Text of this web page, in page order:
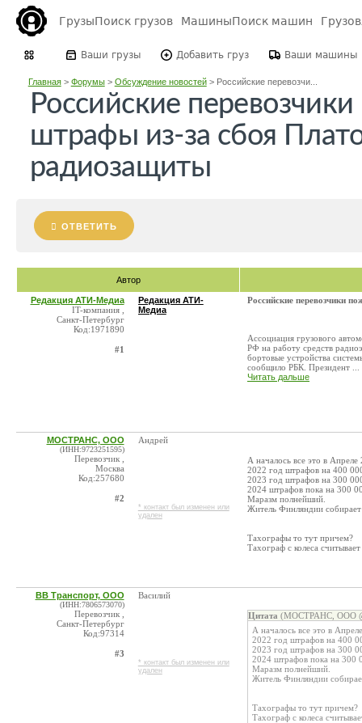
ГрузыПоиск грузов МашиныПоиск машин
Ваши грузы Добавить груз Ваши машины
Главная> Форумы> Обсуждение новостей> Российские перевозчи...
Российские
штрафы из-за сбоя
радиозащиты
ОТВЕТИТЬ
Автор
Редакция АТИ-Медиа
IT-компания ,
Санкт-Петербург
Код:1971890
#1
Редакция АТИ-
Медиа
Российские перевозчики
Ассоциация грузового
РФ на работу средств
бортовые устройства
сообщило РБК. Президент ...
Читать дальше
МОСТРАНС, ООО
(ИНН:9723251595)
Перевозчик ,
Москва
Код:257680
#2
Андрей
* контакт был изменен или
удален
А началось все это в Апреле
2022 год штрафов на 400
2023 год штрафов на 300
2024 штрафов пока на 300
Маразм полнейший.
Житель Финляндии собирает
Тахографы то тут причем?
Тахограф с колеса
ВВ Транспорт, ООО
(ИНН:7806573070)
Перевозчик ,
Санкт-Петербург
Код:97314
#3
Василий
* контакт был изменен или
удален
Цитата (МОСТРАНС, ООО
А началось все это в
2022 год штрафов на 400
2023 год штрафов на 300
2024 штрафов пока на 300
Маразм полнейший.
Житель Финляндии
Тахографы то тут причем?
Тахограф с колеса